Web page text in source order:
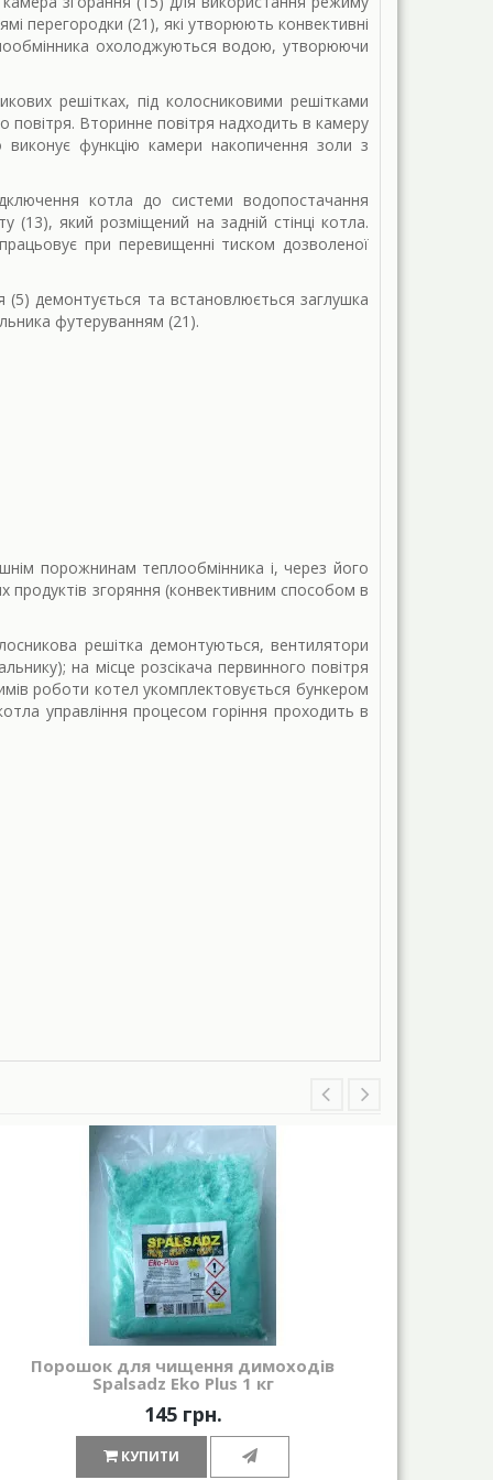
перегородки (21), які утворюють конвективні
охолоджуються водою, утворюючи
решітках, під колосниковими решітками
повітря. Вторинне повітря надходить в камеру
функцію камери накопичення золи з
котла до системи водопостачання
(13), який розміщений на задній стінці котла.
при перевищенні тиском дозволеної
демонтується та встановлюється заглушка
футеруванням (21).
порожнинам теплообмінника і, через його
продуктів згоряння (конвективним способом в
решітка демонтуються, вентилятори
на місце розсікача первинного повітря
роботи котел укомплектовується бункером
управління процесом горіння проходить в
Порошок для чищення димоходів
Spalsadz Eko Plus 1 кг
145 грн.
КУПИТИ